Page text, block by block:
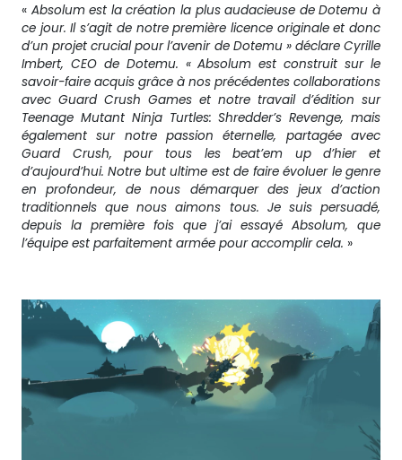
« Absolum est la création la plus audacieuse de Dotemu à
ce jour. Il s’agit de notre première licence originale et donc
d’un projet crucial pour l’avenir de Dotemu » déclare Cyrille
Imbert, CEO de Dotemu. « Absolum est construit sur le
savoir-faire acquis grâce à nos précédentes collaborations
avec Guard Crush Games et notre travail d’édition sur
Teenage Mutant Ninja Turtles: Shredder’s Revenge, mais
également sur notre passion éternelle, partagée avec
Guard Crush, pour tous les beat’em up d’hier et
d’aujourd’hui. Notre but ultime est de faire évoluer le genre
en profondeur, de nous démarquer des jeux d’action
traditionnels que nous aimons tous. Je suis persuadé,
depuis la première fois que j’ai essayé Absolum, que
l’équipe est parfaitement armée pour accomplir cela. »